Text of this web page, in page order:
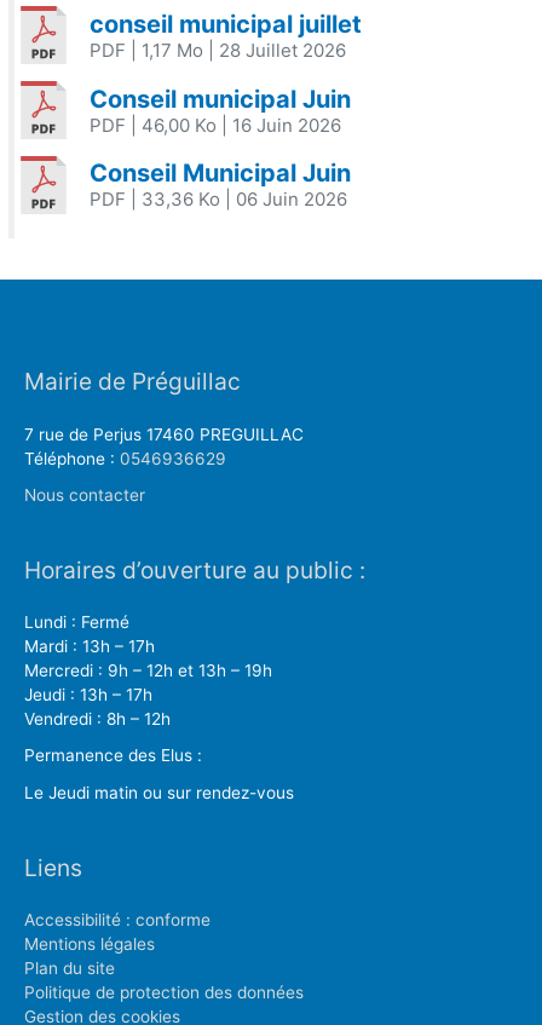
conseil municipal juillet
PDF | 1,17 Mo | 28 Juillet 2026
Conseil municipal Juin
PDF | 46,00 Ko | 16 Juin 2026
Conseil Municipal Juin
PDF | 33,36 Ko | 06 Juin 2026
Mairie de Préguillac
7 rue de Perjus 17460 PREGUILLAC
Téléphone : 0546936629
Nous contacter
Horaires d’ouverture au public :
Lundi : Fermé
Mardi : 13h – 17h
Mercredi : 9h – 12h et 13h – 19h
Jeudi : 13h – 17h
Vendredi : 8h – 12h
Permanence des Elus :
Le Jeudi matin ou sur rendez-vous
Liens
Accessibilité : conforme
Mentions légales
Plan du site
Politique de protection des données
Gestion des cookies